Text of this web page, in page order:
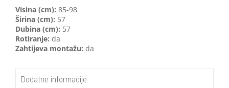
Visina (cm): 85-98
Širina (cm): 57
Dubina (cm): 57
Rotiranje: da
Zahtijeva montažu: da
Dodatne informacije